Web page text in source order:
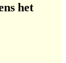
het